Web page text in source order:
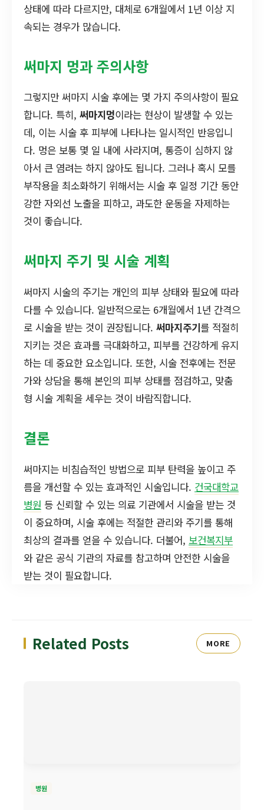
상태에 따라 다르지만, 대체로 6개월에서 1년 이상 지
속되는 경우가 많습니다.
써마지 멍과 주의사항
그렇지만 써마지 시술 후에는 몇 가지 주의사항이 필요
합니다. 특히, 써마지멍이라는 현상이 발생할 수 있는
데, 이는 시술 후 피부에 나타나는 일시적인 반응입니
다. 멍은 보통 몇 일 내에 사라지며, 통증이 심하지 않
아서 큰 염려는 하지 않아도 됩니다. 그러나 혹시 모를
부작용을 최소화하기 위해서는 시술 후 일정 기간 동안
강한 자외선 노출을 피하고, 과도한 운동을 자제하는
것이 좋습니다.
써마지 주기 및 시술 계획
써마지 시술의 주기는 개인의 피부 상태와 필요에 따라
다를 수 있습니다. 일반적으로는 6개월에서 1년 간격으
로 시술을 받는 것이 권장됩니다. 써마지주기를 적절히
지키는 것은 효과를 극대화하고, 피부를 건강하게 유지
하는 데 중요한 요소입니다. 또한, 시술 전후에는 전문
가와 상담을 통해 본인의 피부 상태를 점검하고, 맞춤
형 시술 계획을 세우는 것이 바람직합니다.
결론
써마지는 비침습적인 방법으로 피부 탄력을 높이고 주
름을 개선할 수 있는 효과적인 시술입니다. 건국대학교
병원 등 신뢰할 수 있는 의료 기관에서 시술을 받는 것
이 중요하며, 시술 후에는 적절한 관리와 주기를 통해
최상의 결과를 얻을 수 있습니다. 더불어, 보건복지부
와 같은 공식 기관의 자료를 참고하며 안전한 시술을
받는 것이 필요합니다.
Related Posts MORE
병원